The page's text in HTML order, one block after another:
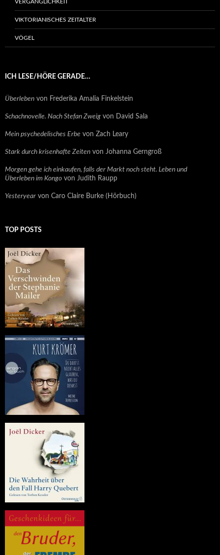
VERGÄNGLICHKEIT
VIKTORIANISCHES ZEITALTER
VÖGEL
ICH LESE/HÖRE GERADE…
Überleben von Frederika Amalia Finkelstein
Schachnovelle. Nach Stefan Zweig von David Sala
Mein psychedelisches Erbe von Zach Leary
Stark durch krisenhafte Zeiten von Johanna Gerngroß
Morgen gehe ich einkaufen, falls der Markt noch steht. Leben und
Überleben im Kongo von Judith Raupp
Yesteryear von Caro Claire Burke (Hörbuch)
TOP POSTS